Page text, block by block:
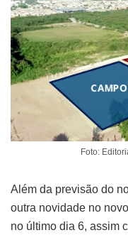
Foto:
Além da previsão do
outra novidade no
no último dia 6, assim